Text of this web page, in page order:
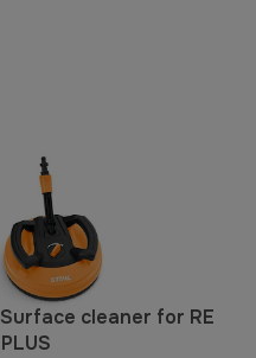
Surface cleaner for RE